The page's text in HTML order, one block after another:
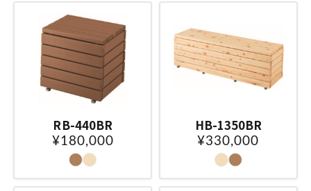
RB-440BR
¥180,000
HB-1350BR
¥330,000